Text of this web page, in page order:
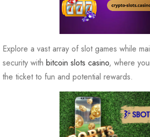
Explore a vast array of slot games while
security with bitcoin slots casino, where
the ticket to fun and potential rewards.